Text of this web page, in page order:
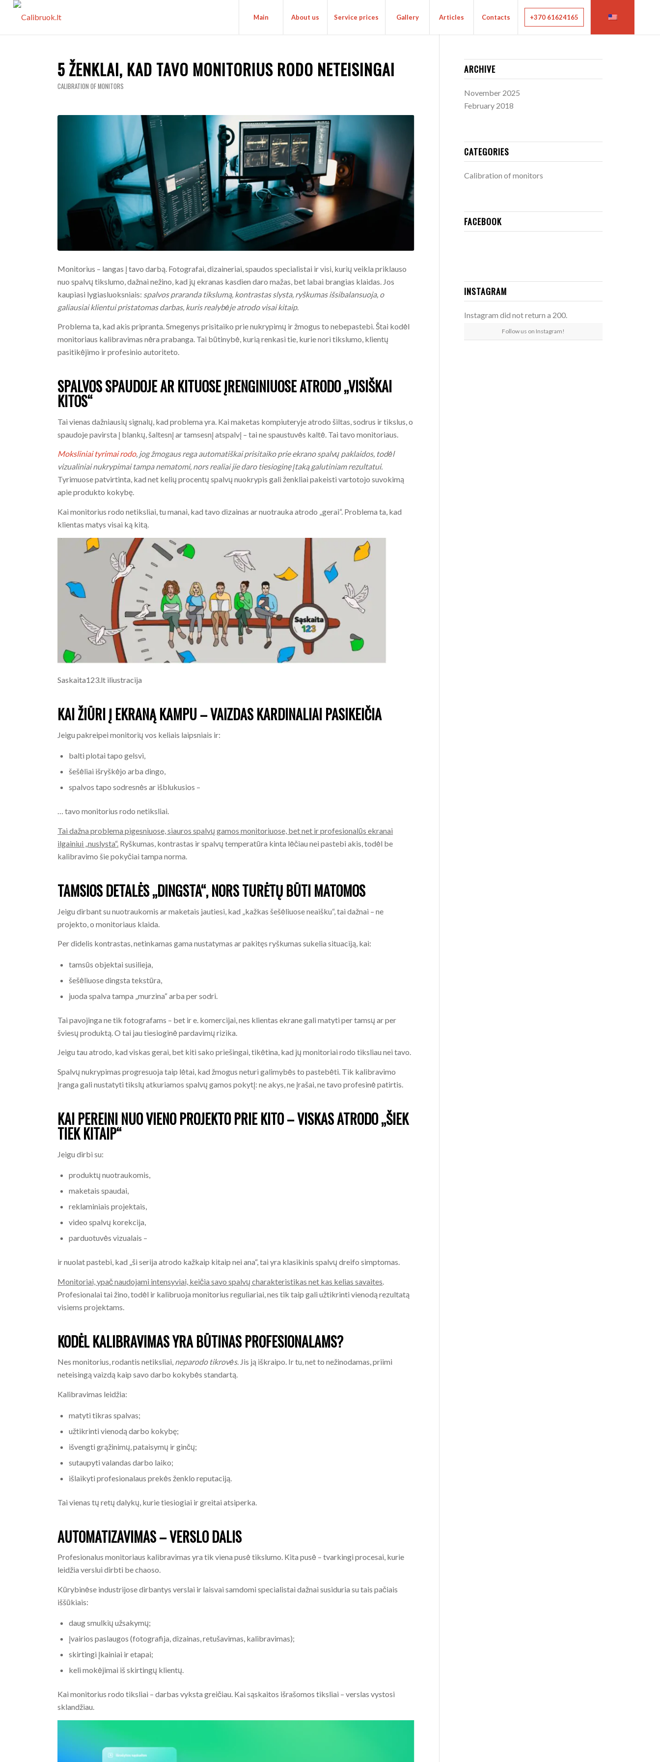
Main About us Service prices Gallery Articles Contacts +370 61624165
5 ŽENKLAI, KAD TAVO MONITORIUS RODO NETEISINGAI
CALIBRATION OF MONITORS
Monitorius – langas į tavo darbą. Fotografai, dizaineriai, spaudos specialistai ir visi, kurių veikla priklauso
nuo spalvų tikslumo, dažnai nežino, kad jų ekranas kasdien daro mažas, bet labai brangias klaidas. Jos
kaupiasi lygiasluoksniais: spalvos praranda tikslumą, kontrastas slysta, ryškumas išsibalansuoja, o
galiausiai klientui pristatomas darbas, kuris realybėje atrodo visai kitaip.
Problema ta, kad akis pripranta. Smegenys prisitaiko prie nukrypimų ir žmogus to nebepastebi. Štai kodėl
monitoriaus kalibravimas nėra prabanga. Tai būtinybė, kurią renkasi tie, kurie nori tikslumo, klientų
pasitikėjimo ir profesinio autoriteto.
SPALVOS SPAUDOJE AR KITUOSE ĮRENGINIUOSE ATRODO „VISIŠKAI
KITOS“
Tai vienas dažniausių signalų, kad problema yra. Kai maketas kompiuteryje atrodo šiltas, sodrus ir tikslus, o
spaudoje pavirsta į blankų, šaltesnį ar tamsesnį atspalvį – tai ne spaustuvės kaltė. Tai tavo monitoriaus.
Moksliniai tyrimai rodo, jog žmogaus rega automatiškai prisitaiko prie ekrano spalvų paklaidos, todėl
vizualiniai nukrypimai tampa nematomi, nors realiai jie daro tiesioginę įtaką galutiniam rezultatui.
Tyrimuose patvirtinta, kad net kelių procentų spalvų nuokrypis gali ženkliai pakeisti vartotojo suvokimą
apie produkto kokybę.
Kai monitorius rodo netiksliai, tu manai, kad tavo dizainas ar nuotrauka atrodo „gerai“. Problema ta, kad
klientas matys visai ką kitą.
Saskaita123.lt iliustracija
KAI ŽIŪRI Į EKRANĄ KAMPU – VAIZDAS KARDINALIAI PASIKEIČIA
Jeigu pakreipei monitorių vos keliais laipsniais ir:
balti plotai tapo gelsvi,
šešėliai išryškėjo arba dingo,
spalvos tapo sodresnės ar išblukusios –
… tavo monitorius rodo netiksliai.
Tai dažna problema pigesniuose, siauros spalvų gamos monitoriuose, bet net ir profesionalūs ekranai
ilgainiui „nuslysta“. Ryškumas, kontrastas ir spalvų temperatūra kinta lėčiau nei pastebi akis, todėl be
kalibravimo šie pokyčiai tampa norma.
TAMSIOS DETALĖS „DINGSTA“, NORS TURĖTŲ BŪTI MATOMOS
Jeigu dirbant su nuotraukomis ar maketais jautiesi, kad „kažkas šešėliuose neaišku“, tai dažnai – ne
projekto, o monitoriaus klaida.
Per didelis kontrastas, netinkamas gama nustatymas ar pakitęs ryškumas sukelia situaciją, kai:
tamsūs objektai susilieja,
šešėliuose dingsta tekstūra,
juoda spalva tampa „murzina“ arba per sodri.
Tai pavojinga ne tik fotografams – bet ir e. komercijai, nes klientas ekrane gali matyti per tamsų ar per
šviesų produktą. O tai jau tiesioginė pardavimų rizika.
Jeigu tau atrodo, kad viskas gerai, bet kiti sako priešingai, tikėtina, kad jų monitoriai rodo tiksliau nei tavo.
Spalvų nukrypimas progresuoja taip lėtai, kad žmogus neturi galimybės to pastebėti. Tik kalibravimo
įranga gali nustatyti tikslų atkuriamos spalvų gamos pokytį: ne akys, ne įrašai, ne tavo profesinė patirtis.
KAI PEREINI NUO VIENO PROJEKTO PRIE KITO – VISKAS ATRODO „ŠIEK
TIEK KITAIP“
Jeigu dirbi su:
produktų nuotraukomis,
maketais spaudai,
reklaminiais projektais,
video spalvų korekcija,
parduotuvės vizualais –
ir nuolat pastebi, kad „ši serija atrodo kažkaip kitaip nei ana“, tai yra klasikinis spalvų dreifo simptomas.
Monitoriai, ypač naudojami intensyviai, keičia savo spalvų charakteristikas net kas kelias savaites
Profesionalai tai žino, todėl ir kalibruoja monitorius reguliariai, nes tik taip gali užtikrinti vienodą rezultatą
visiems projektams.
KODĖL KALIBRAVIMAS YRA BŪTINAS PROFESIONALAMS?
Nes monitorius, rodantis netiksliai, neparodo tikrovės. Jis ją iškraipo. Ir tu, net to nežinodamas, priimi
neteisingą vaizdą kaip savo darbo kokybės standartą.
Kalibravimas leidžia:
matyti tikras spalvas;
užtikrinti vienodą darbo kokybę;
išvengti grąžinimų, pataisymų ir ginčų;
sutaupyti valandas darbo laiko;
išlaikyti profesionalaus prekės ženklo reputaciją.
Tai vienas tų retų dalykų, kurie tiesiogiai ir greitai atsiperka.
AUTOMATIZAVIMAS – VERSLO DALIS
Profesionalus monitoriaus kalibravimas yra tik viena pusė tikslumo. Kita pusė – tvarkingi procesai, kurie
leidžia verslui dirbti be chaoso.
Kūrybinėse industrijose dirbantys verslai ir laisvai samdomi specialistai dažnai susiduria su tais pačiais
iššūkiais:
daug smulkių užsakymų;
įvairios paslaugos (fotografija, dizainas, retušavimas, kalibravimas);
skirtingi įkainiai ir etapai;
keli mokėjimai iš skirtingų klientų.
Kai monitorius rodo tiksliai – darbas vyksta greičiau. Kai sąskaitos išrašomos tiksliai – verslas vystosi
sklandžiau.
ARCHIVE
November 2025
February 2018
CATEGORIES
Calibration of monitors
FACEBOOK
INSTAGRAM
Instagram did not return a 200.
Follow us on Instagram!